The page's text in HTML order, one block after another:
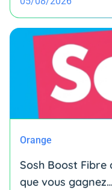
Orange
Sosh Boost Fibre
que vous